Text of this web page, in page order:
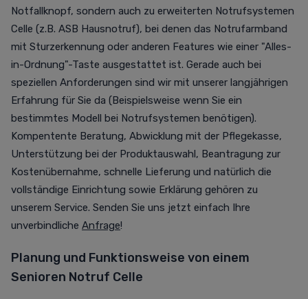
Notfallknopf, sondern auch zu erweiterten Notrufsystemen
Celle (z.B. ASB Hausnotruf), bei denen das Notrufarmband
mit Sturzerkennung oder anderen Features wie einer "Alles-
in-Ordnung"-Taste ausgestattet ist. Gerade auch bei
speziellen Anforderungen sind wir mit unserer langjährigen
Erfahrung für Sie da (Beispielsweise wenn Sie ein
bestimmtes Modell bei Notrufsystemen benötigen).
Kompentente Beratung, Abwicklung mit der Pflegekasse,
Unterstützung bei der Produktauswahl, Beantragung zur
Kostenübernahme, schnelle Lieferung und natürlich die
vollständige Einrichtung sowie Erklärung gehören zu
unserem Service. Senden Sie uns jetzt einfach Ihre
unverbindliche Anfrage!
Planung und Funktionsweise von einem
Senioren Notruf Celle